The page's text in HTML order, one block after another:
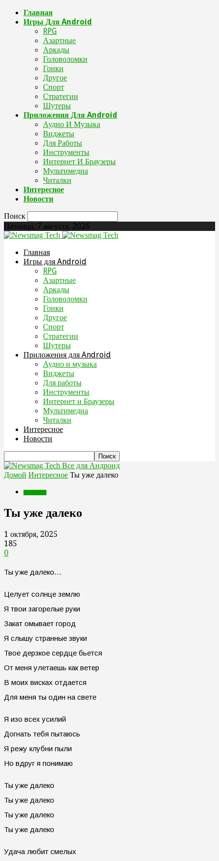
Главная
Игры Для Android
RPG
Азартные
Аркады
Головоломки
Гонки
Другое
Спорт
Стратегии
Шутеры
Приложения Для Android
Аудио И Музыка
Виджеты
Для Работы
Инструменты
Интернет И Браузеры
Мультимедиа
Читалки
Интересное
Новости
Поиск
Пятница, 7 августа, 2026
Главная
Игры для Android
RPG
Азартные
Аркады
Головоломки
Гонки
Другое
Спорт
Стратегии
Шутеры
Приложения для Android
Аудио и музыка
Виджеты
Для работы
Инструменты
Интернет и Браузеры
Мультимедиа
Читалки
Интересное
Новости
Все для Андроид
Домой Интересное Ты уже далеко
Ты уже далеко
1 октября, 2025
185
0
Ты уже далеко…
Целует солнце землю
Я твои загорелые руки
Закат омывает город
Я слышу странные звуки
Твое дерзкое сердце бьется
От меня улетаешь как ветер
В моих висках отдается
Для меня ты один на свете
Я изо всех усилий
Догнать тебя пытаюсь
Я режу клубни пыли
Но вдруг я понимаю
Ты уже далеко
Ты уже далеко
Ты уже далеко
Ты уже далеко
Удача любит смелых